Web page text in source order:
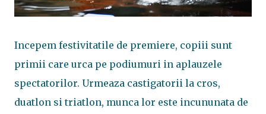
Incepem festivitatile de premiere, copiii sunt
primii care urca pe podiumuri in aplauzele
spectatorilor. Urmeaza castigatorii la cros,
duatlon si triatlon, munca lor este incununata de